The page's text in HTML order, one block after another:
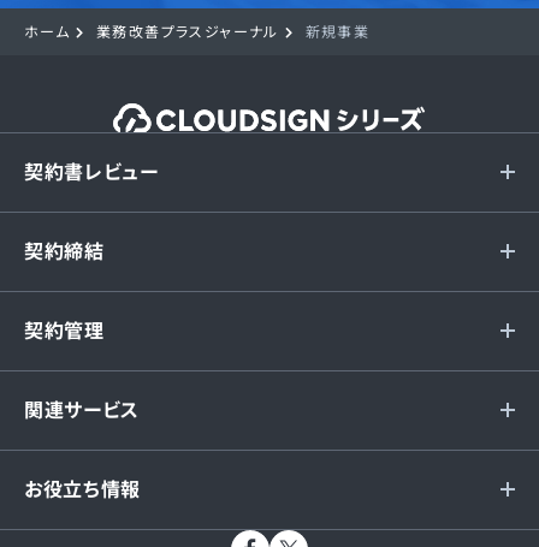
ホーム 業務改善プラスジャーナル 新規事業
契約書レビュー
契約締結
契約管理
関連サービス
お役立ち情報